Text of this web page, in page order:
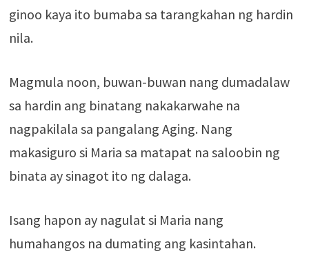
ginoo kaya ito bumaba sa tarangkahan ng hardin
nila.
Magmula noon, buwan-buwan nang dumadalaw
sa hardin ang binatang nakakarwahe na
nagpakilala sa pangalang Aging. Nang
makasiguro si Maria sa matapat na saloobin ng
binata ay sinagot ito ng dalaga.
Isang hapon ay nagulat si Maria nang
humahangos na dumating ang kasintahan.